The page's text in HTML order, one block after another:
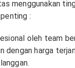
menggunakan
:
oleh team
dengan harga